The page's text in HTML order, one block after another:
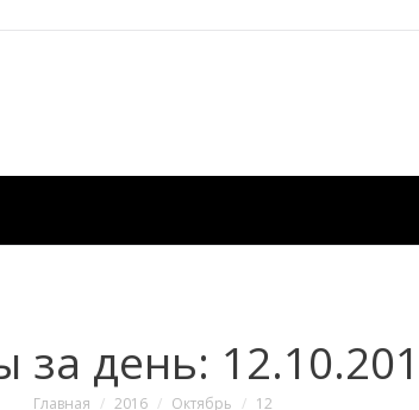
за день:
Вы здесь:
Главная 2016 Октябрь 12